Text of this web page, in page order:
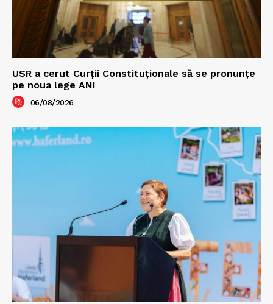
USR a cerut Curții Constituționale să se pronunțe
pe noua lege ANI
06/08/2026